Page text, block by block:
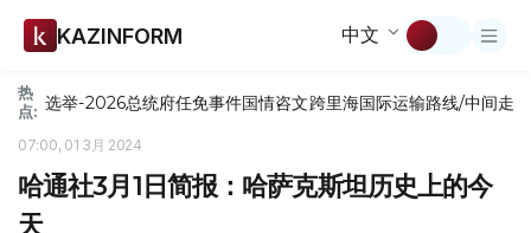
KAZINFORM 中文
热
点: 选举-2026总统府任免事件国情咨文跨里海国际运输路线/中间走廊
07:00, 01 3月 2024
哈通社3月1日简报：哈萨克斯坦历史上的今
天